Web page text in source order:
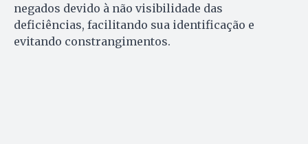
negados devido à não visibilidade das
deficiências, facilitando sua identificação e
evitando constrangimentos.